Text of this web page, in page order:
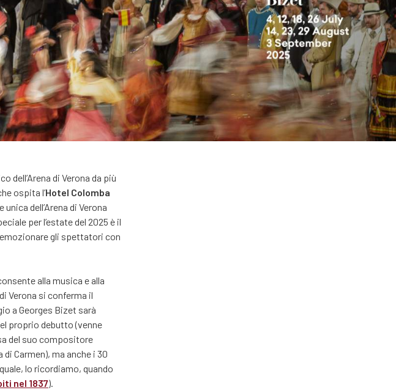
dell’Arena di Verona da più
ospita l’Hotel Colomba
unica dell’Arena di Verona
per l’estate del 2025 è il
gli spettatori con
alla musica e alla
Verona si conferma il
a Georges Bizet sarà
proprio debutto (venne
del suo compositore
Carmen), ma anche i 30
lo ricordiamo, quando
nel 1837).